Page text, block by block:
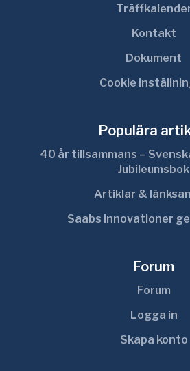
Kontakt
Dokument
Cookie
Populära
40 år tillsammans –
Jubileumsbok
Artiklar &
Saabs innovationer
Forum
Forum
Logga in
Skapa konto